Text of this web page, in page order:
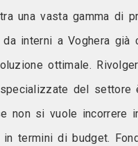
una vasta gamma di
da interni a Voghera già
ottimale.
del settore
non si vuole incorrere
termini di budget.